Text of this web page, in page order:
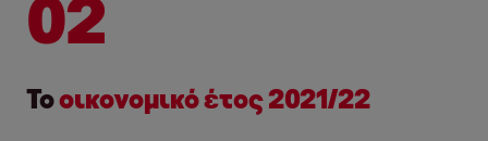
02
Τοοικονομικό έτος 2021/22